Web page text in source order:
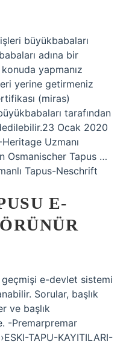
büyükbabaları
adına bir
yapmanız
yerine getirmeniz
(miras)
tarafından
Ocak 2020
Uzmanı
Osmanischer Tapus …
Tapus-Neschrift
E-
geçmişi e-devlet sistemi
Sorular, başlık
ve başlık
-Premarpremar
TAPU-KAYITILARI-